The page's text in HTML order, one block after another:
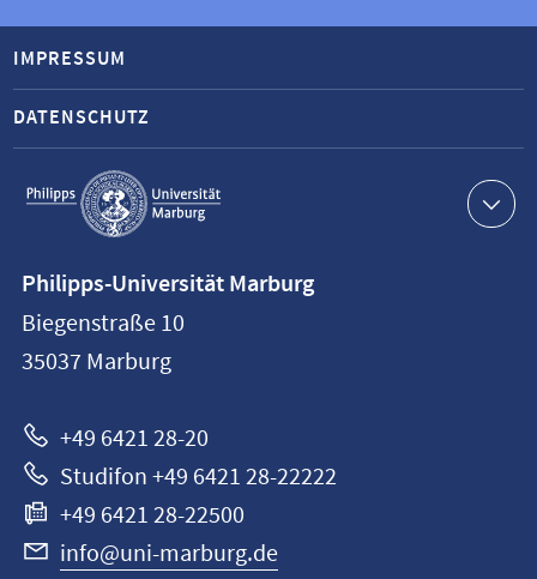
Service-
Navigation
IMPRESSUM
DATENSCHUTZ
Philipps-
Universität
Marburg
Philipps-Universität Marburg
Biegenstraße 10
35037 Marburg
+49 6421 28-20
Studifon +49 6421 28-22222
+49 6421 28-22500
info@uni-marburg.de